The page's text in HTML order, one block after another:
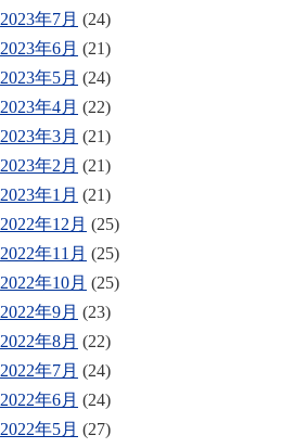
2023年7月 (24)
2023年6月 (21)
2023年5月 (24)
2023年4月 (22)
2023年3月 (21)
2023年2月 (21)
2023年1月 (21)
2022年12月 (25)
2022年11月 (25)
2022年10月 (25)
2022年9月 (23)
2022年8月 (22)
2022年7月 (24)
2022年6月 (24)
2022年5月 (27)